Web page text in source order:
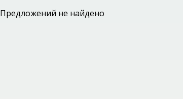
Предложений не найдено